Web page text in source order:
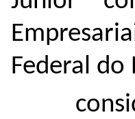
Federal do